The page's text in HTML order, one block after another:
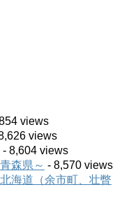
views
views
- 8,604 views
森県～ - 8,570 views
海道（余市町、壮瞥